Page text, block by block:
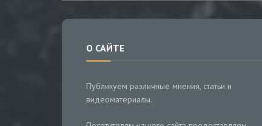
О САЙТЕ
Публикуем различные мнения, статьи и
видеоматериалы.